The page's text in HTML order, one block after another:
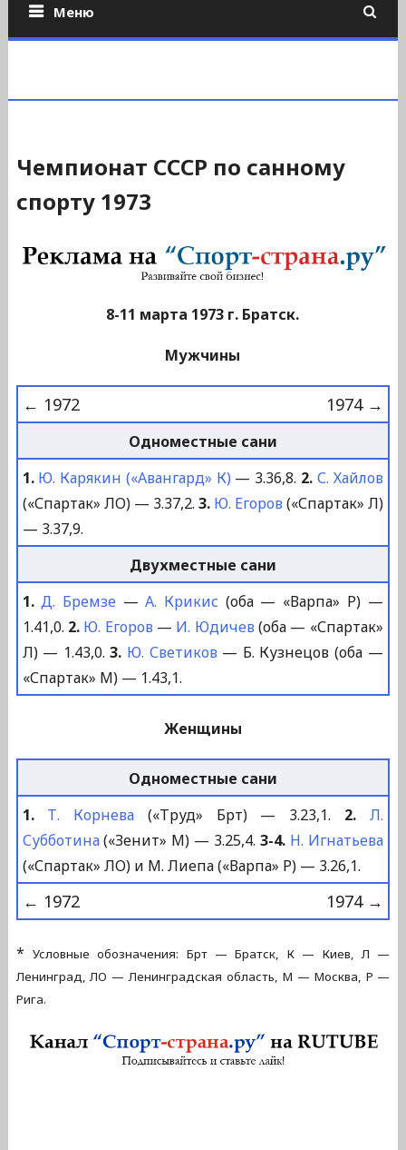
Меню
Чемпионат СССР по санному
спорту 1973
8-11 марта 1973 г. Братск.
Мужчины
← 1972 1974 →
Одноместные сани
1. Ю. Карякин («Авангард» К) — 3.36,8. 2. С. Хайлов
(«Спартак» ЛО) — 3.37,2. 3. Ю. Егоров («Спартак» Л)
— 3.37,9.
Двухместные сани
1. Д. Бремзе—А. Крикис (оба — «Варпа» Р) —
1.41,0. 2. Ю. Егоров — И. Юдичев (оба — «Спартак»
Л) — 1.43,0.3. Ю. Светиков — Б. Кузнецов (оба —
«Спартак» М) — 1.43,1.
Женщины
Одноместные сани
1.
Т. Корнева («Труд» Брт) — 3.23,1. 2.
Л.
Субботина(«Зенит» М) — 3.25,4. 3-4. Н. Игнатьева
(«Спартак» ЛО) и М. Лиепа («Варпа» Р) — 3.26,1.
← 1972 1974 →
* Условные обозначения: Брт — Братск, К — Киев, Л —
Ленинград, ЛО — Ленинградская область, М — Москва, Р —
Рига.